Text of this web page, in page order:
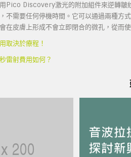
Pico Discovery激光的附加組件來逆轉皺
不需要任何停機時間。它可以通過兩種方
在皮膚上形成不會立即閉合的微孔，從而
取決於療程！
雷射費用如何？